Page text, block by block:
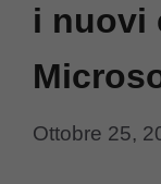
i nuovi
Ottobre 25,